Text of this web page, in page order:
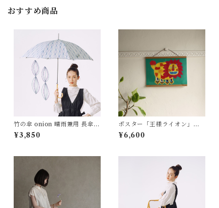
おすすめ商品
竹の傘 onion 晴雨兼用 長傘 A
LCEDO
¥3,850
ポスター「王様ライオン」 T
apirok YU OKUYAMA
¥6,600